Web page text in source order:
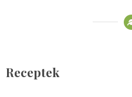
Receptek
2023.03.06.